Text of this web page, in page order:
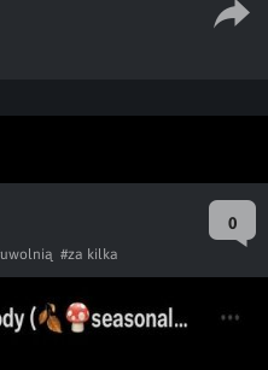
0
#za kilka